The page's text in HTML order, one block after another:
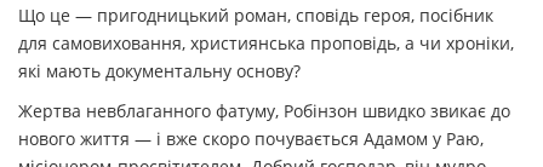
Що це — пригодницький роман, сповідь героя, посібник
для самовиховання, християнська проповідь, а чи хроніки,
які мають документальну основу?
Жертва невблаганного фатуму, Робінзон швидко звикає до
нового життя — і вже скоро почувається Адамом у Раю,